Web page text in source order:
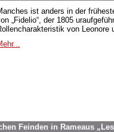
ist anders in der
„Fidelio“, der 1805
von Leonore
Feinden in Rameaus